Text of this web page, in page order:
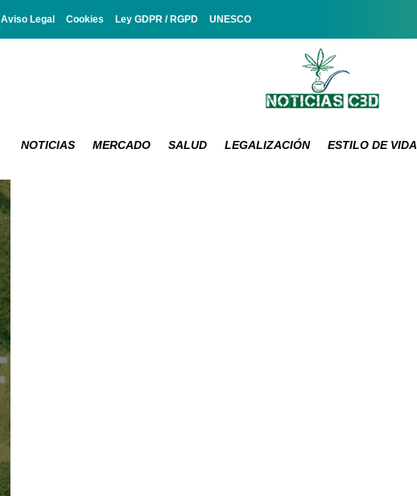
Aviso Legal Cookies Ley GDPR / RGPD UNESCO
NOTICIAS MERCADO SALUD LEGALIZACIÓN ESTILO DE VIDA